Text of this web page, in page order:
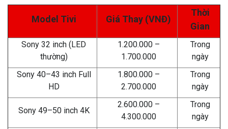
Model Tivi Giá Thay (VNĐ)
Thời
Gian
Sony 32 inch (LED
thường)
1.200.000 –
1.700.000
Trong
ngày
Sony 40–43 inch Full
HD
1.800.000 –
2.700.000
Trong
ngày
Sony 49–50 inch 4K
2.600.000 –
4.300.000
Trong
ngày